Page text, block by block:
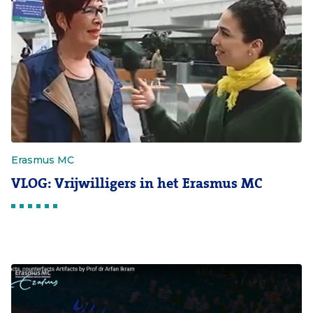
Erasmus MC
VLOG: Vrijwilligers in het Erasmus MC